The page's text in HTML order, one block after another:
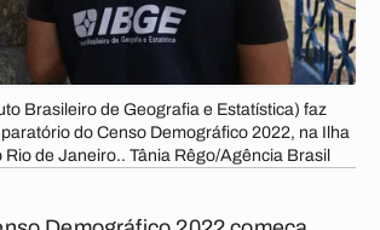
Brasileiro de Geografia e Estatística) faz
do Censo Demográfico 2022, na Ilha
Rio de Janeiro.. Tânia Rêgo/Agência Brasil